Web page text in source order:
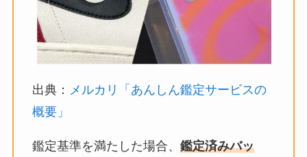
出典： メルカリ「あんしん鑑定サービスの
概要」
鑑定基準を満たした場合、 鑑定済みバッ